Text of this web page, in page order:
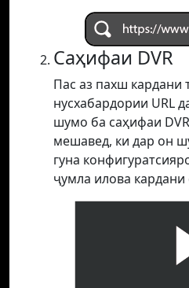
Саҳифаи DVR
Пас аз пахш кардани
нусхабардории URL
шумо ба саҳифаи
мешавед, ки дар он
гуна
ҷумла илова кардани